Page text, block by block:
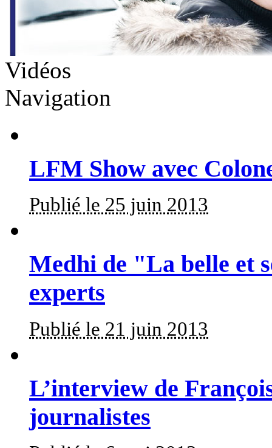
Vidéos
Navigation
LFM Show avec
Publié le 25 juin 2013
Medhi de "La belle et
experts
Publié le 21 juin 2013
L’interview de
journalistes